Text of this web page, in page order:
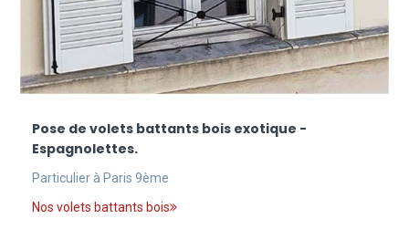
Pose de volets battants bois exotique -
Espagnolettes.
Particulier à Paris 9ème
Nos volets battants bois